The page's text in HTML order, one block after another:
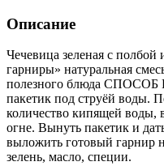
Описание
Чечевица зеленая с
гарниры» натуральная
полезного блюда
пакетик под струёй воды.
количество кипящей воды,
огне. Вынуть пакетик и
выложить готовый гарнир
зелень, масло, специи.